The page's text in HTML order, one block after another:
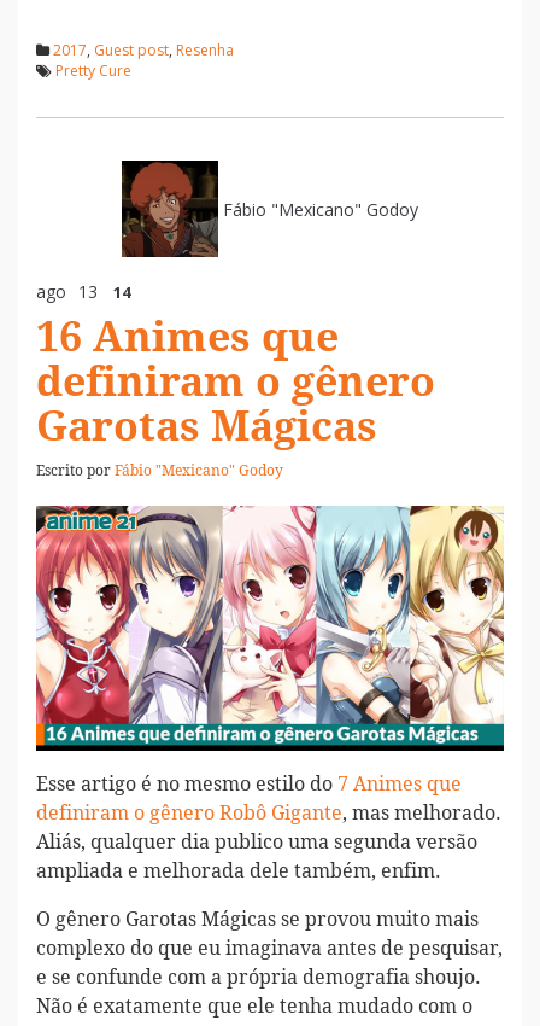
2017, Guest post, Resenha
Pretty Cure
Fábio "Mexicano" Godoy
ago 13 14
16 Animes que
definiram o gênero
Garotas Mágicas
Escrito porFábio "Mexicano" Godoy
Esse artigo é no mesmo estilo do 7 Animes que
definiram o gênero Robô Gigante, mas melhorado.
Aliás, qualquer dia publico uma segunda versão
ampliada e melhorada dele também, enfim.
O gênero Garotas Mágicas se provou muito mais
complexo do que eu imaginava antes de pesquisar,
e se confunde com a própria demografia shoujo.
Não é exatamente que ele tenha mudado com o